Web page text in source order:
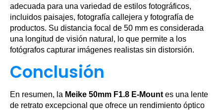
adecuada para una variedad de estilos fotográficos,
incluidos paisajes, fotografía callejera y fotografía de
productos. Su distancia focal de 50 mm es considerada
una longitud de visión natural, lo que permite a los
fotógrafos capturar imágenes realistas sin distorsión.
Conclusión
En resumen, la Meike 50mm F1.8 E-Mount es una lente
de retrato excepcional que ofrece un rendimiento óptico